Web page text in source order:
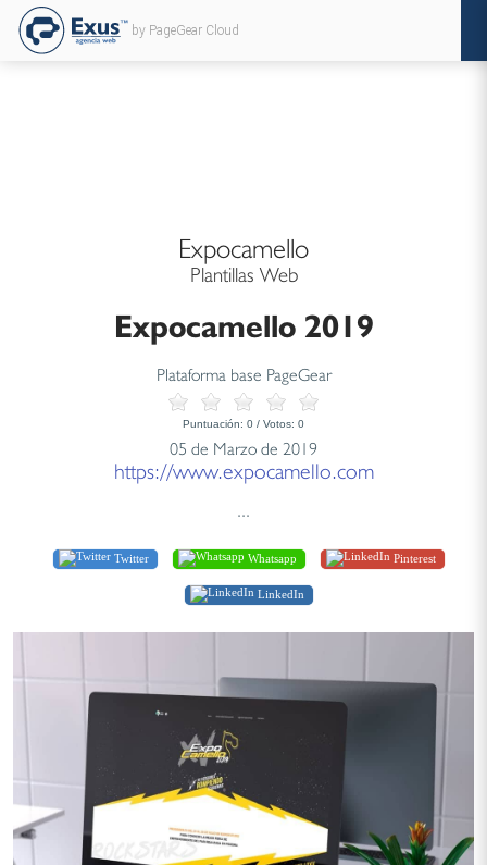
by PageGear Cloud
Expocamello
Plantillas Web
Expocamello 2019
Plataforma base PageGear
Puntuación: 0 / Votos: 0
05 de Marzo de 2019
https://www.expocamello.com
...
Twitter Whatsapp Pinterest
LinkedIn